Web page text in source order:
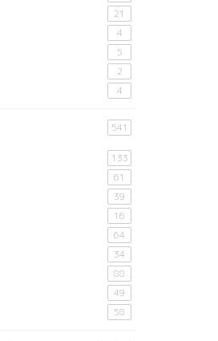
21
4
5
2
4
541
133
61
39
16
64
34
88
49
58